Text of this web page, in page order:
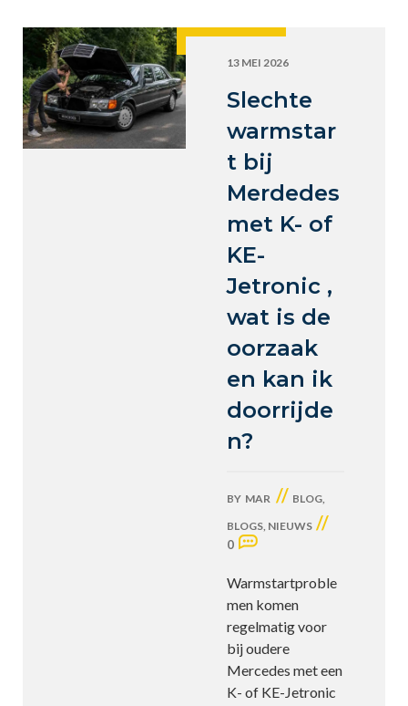
13 MEI 2026
Slechte
warmstar
t bij
Merdedes
met K- of
KE-
Jetronic ,
wat is de
oorzaak
en kan ik
doorrijde
n?
BY MAR // BLOG,
BLOGS, NIEUWS //
0
Warmstartproble
men komen
regelmatig voor
bij oudere
Mercedes met een
K- of KE-Jetronic